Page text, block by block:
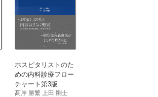
ホスピタリストのた
めの内科診療フロー
チャート第3版
髙岸 勝繁 上田 剛士